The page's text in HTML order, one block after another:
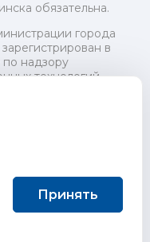
обязательна.
города
в
надзору
технологий
24 июля
Эл № ФС77-73321
округа "Город
Байкова Е.А.
Редакции:
395-85-85
материалы 18+
Принять